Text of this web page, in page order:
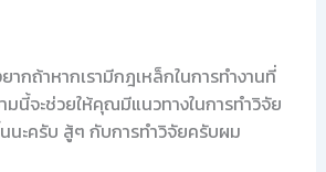
ากถ้าหากเรามีกฎเหล็กในการทำงานที่
มนี้จะช่วยให้คุณมีแนวทางในการทำวิจัย
นะครับ สู้ๆ กับการทำวิจัยครับผม